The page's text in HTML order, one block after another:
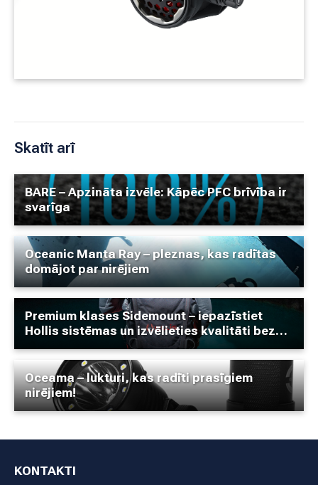
Skatīt arī
BARE – Apzināta izvēle: Kāpēc PFC brīvība ir
svarīga
Oceanic Manta Ray – pleznas, kas radītas
domājot par nirējiem
Premium klases Sidemount – iepazīstiet
Hollis sistēmas un izvēlieties kvalitāti bez
kompromisiem!
Oceama – lukturi, kas radīti prasīgiem
nirējiem!
KONTAKTI